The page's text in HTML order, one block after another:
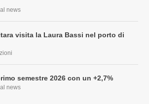
news
visita la Laura Bassi nel porto di
semestre 2026 con un +2,7%
news